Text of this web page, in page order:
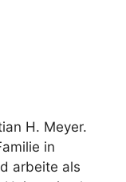
H. Meyer.
in
arbeite als